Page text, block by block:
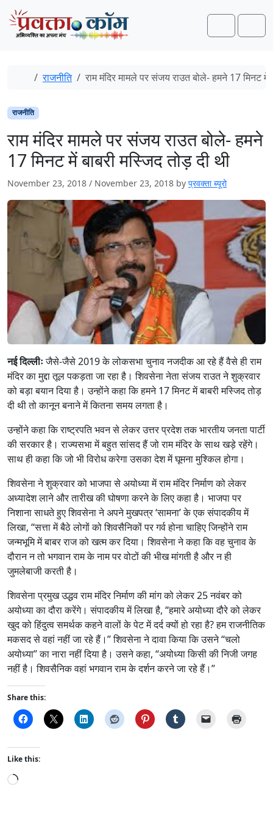
Skip to content
Skip to footer
Search
Home
राजनीति राम मंदिर मामले पर संजय राउत बोले- हमने 17 मिनट में
राजनीति
राम मंदिर मामले पर संजय राउत बोले- हमने
17 मिनट में बाबरी मस्जिद तोड़ दी थी
November 23, 2018 / November 23, 2018 by प्रवक्ता ब्यूरो
नई दिल्लीःजैसे-जैसे 2019 के लोकसभा चुनाव नजदीक आ रहे हैं वैसे ही राम
मंदिर का मुद्दा तूल पकड़ता जा रहा है। शिवसेना नेता संजय राउत ने शुक्रवार
को बड़ा बयान दिया है। उन्होंने कहा कि हमने 17 मिनट में बाबरी मस्जिद तोड़
दी थी तो कानून बनाने में कितना समय लगता है।
उन्होंने कहा कि राष्ट्रपति भवन से लेकर उत्तर प्रदेश तक भारतीय जनता पार्टी
की सरकार है। राज्यसभा में बहुत सांसद हैं जो राम मंदिर के साथ खड़े रहेंगे।
साथ ही कहा कि जो भी विरोध करेगा उसका देश में घूमना मुश्किल होगा।
शिवसेना ने शुक्रवार को भाजपा से अयोध्या में राम मंदिर निर्माण को लेकर
अध्यादेश लाने और तारीख की घोषणा करने के लिए कहा है। भाजपा पर
निशाना साधते हुए शिवसेना ने अपने मुखपत्र ‘सामना’ के एक संपादकीय में
लिखा, “सत्ता में बैठे लोगों को शिवसैनिकों पर गर्व होना चाहिए जिन्होंने राम
जन्मभूमि में बाबर राज को खत्म कर दिया। शिवसेना ने कहा कि वह चुनाव के
दौरान न तो भगवान राम के नाम पर वोटों की भीख मांगती है और न ही
जुमलेबाजी करती है।
शिवसेना प्रमुख उद्धव राम मंदिर निर्माण की मांग को लेकर 25 नवंबर को
अयोध्या का दौरा करेंगे। संपादकीय में लिखा है, “हमारे अयोध्या दौरे को लेकर
खुद को हिंदुत्व समर्थक कहने वालों के पेट में दर्द क्यों हो रहा है? हम राजनीतिक
मकसद से वहां नहीं जा रहे हैं।” शिवसेना ने दावा किया कि उसने “चलो
अयोध्या” का नारा नहीं दिया है। उसने कहा, “अयोध्या किसी की निजी जगह
नहीं है। शिवसैनिक वहां भगवान राम के दर्शन करने जा रहे हैं।”
Share this:
Like this:
L